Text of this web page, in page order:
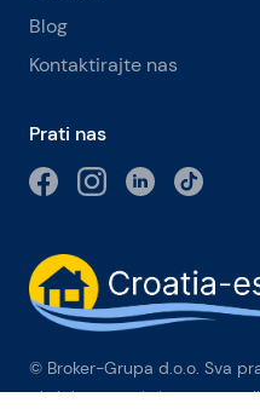
Blog
Kontaktirajte nas
Prati nas
© Broker-Grupa d.o.o. Sva
Obala kneza Branimira 1, 21000